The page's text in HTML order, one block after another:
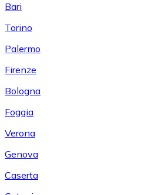
Bari
Torino
Palermo
Firenze
Bologna
Foggia
Verona
Genova
Caserta